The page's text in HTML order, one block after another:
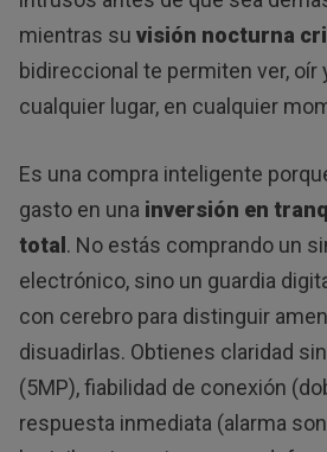
mientras su visión nocturna
bidireccional te permiten ver, oír
cualquier lugar, en cualquier
Es una compra inteligente
gasto en una inversión en
total. No estás comprando un
electrónico, sino un guardia
con cerebro para distinguir
disuadirlas. Obtienes claridad
(5MP), fiabilidad de conexión
respuesta inmediata (alarma